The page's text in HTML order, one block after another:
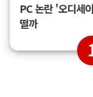
PC 논란 '오디세
떨까